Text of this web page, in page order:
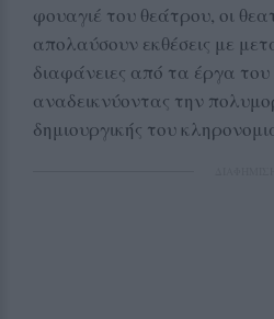
φουαγιέ του θεάτρου, οι
απολαύσουν εκθέσεις με
διαφάνειες από τα έργα
αναδεικνύοντας την
δημιουργικής του